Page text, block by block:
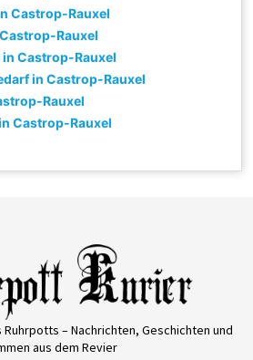
Castrop-Rauxel
Rauxel
Castrop-Rauxel
in Castrop-Rauxel
Rauxel
Castrop-Rauxel
– Nachrichten, Geschichten und
aus dem Revier